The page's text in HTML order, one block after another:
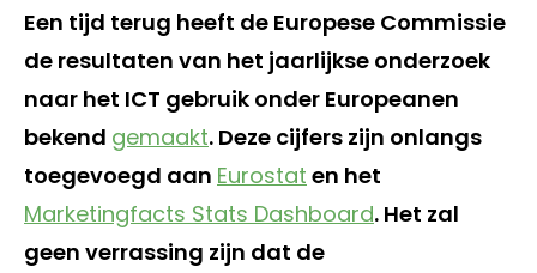
Een tijd terug heeft de Europese Commissie
de resultaten van het jaarlijkse onderzoek
naar het ICT gebruik onder Europeanen
bekend gemaakt. Deze cijfers zijn onlangs
toegevoegd aan Eurostat en het
Marketingfacts Stats Dashboard. Het zal
geen verrassing zijn dat de